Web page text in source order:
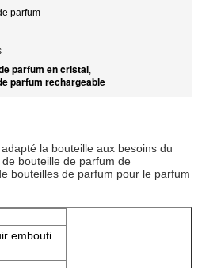
parfum
parfum en cristal,
parfum rechargeable
la bouteille aux besoins du
bouteille de parfum de
bouteilles de parfum pour le parfum
embouti